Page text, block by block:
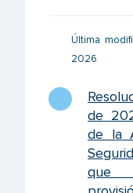
Última
2026
de
de la
que